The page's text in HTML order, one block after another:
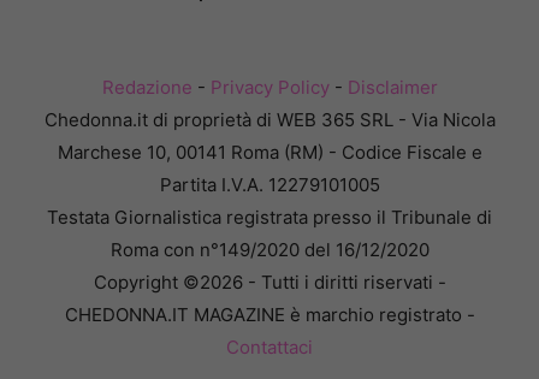
Redazione - Privacy Policy- Disclaimer
Chedonna.it di proprietà di WEB 365 SRL - Via Nicola
Marchese 10, 00141 Roma (RM) - Codice Fiscale e
Partita I.V.A. 12279101005
Testata Giornalistica registrata presso il Tribunale di
Roma con n°149/2020 del 16/12/2020
Copyright ©2026 - Tutti i diritti riservati -
CHEDONNA.IT MAGAZINE è marchio registrato -
Contattaci